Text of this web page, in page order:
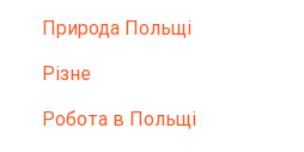
Природа Польщі
Різне
Робота в Польщі